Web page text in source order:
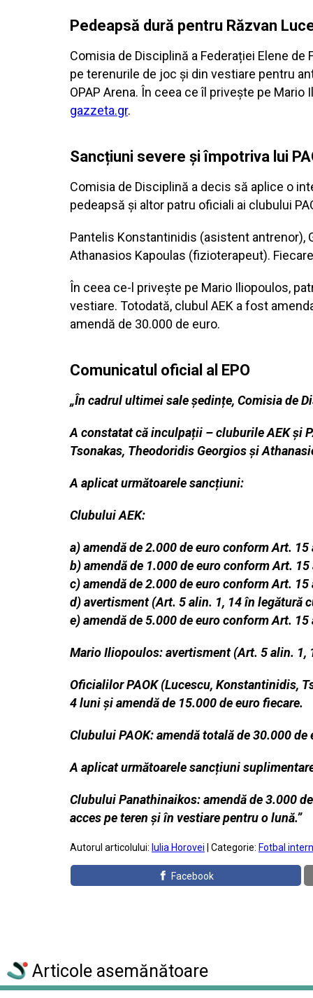
Pedeapsă dură pentru Răzvan
Comisia de Disciplină a Federației Elene
pe terenurile de joc și din vestiare pentru
OPAP Arena. În ceea ce îl privește pe
gazzeta.gr.
Sancțiuni severe și împotriva lui
Comisia de Disciplină a decis să aplice o
pedeapsă și altor patru oficiali ai clubului
Pantelis Konstantinidis (asistent antrenor),
Athanasios Kapoulas (fizioterapeut).
În ceea ce-l privește pe Mario Iliopoulos,
vestiare. Totodată, clubul AEK a fost
amendă de 30.000 de euro.
Comunicatul oficial al EPO
„În cadrul ultimei sale ședințe, Comisia de
A constatat că inculpații – cluburile AEK și
Tsonakas, Theodoridis Georgios și
A aplicat următoarele sancțiuni:
Clubului AEK:
a) amendă de 2.000 de euro conform Art.
b) amendă de 1.000 de euro conform Art.
c) amendă de 2.000 de euro conform Art.
d) avertisment (Art. 5 alin. 1, 14 în legătură
e) amendă de 5.000 de euro conform Art.
Mario Iliopoulos: avertisment (Art. 5 alin. 1,
Oficialilor PAOK (Lucescu, Konstantinidis,
4 luni și amendă de 15.000 de euro fiecare.
Clubului PAOK: amendă totală de 30.000
A aplicat următoarele sancțiuni
Clubului Panathinaikos: amendă de 3.000
acces pe teren și în vestiare pentru o lună.”
Autorul articolului: Iulia Horovei | Categorie: Fotbal
Facebook
Articole asemănătoare